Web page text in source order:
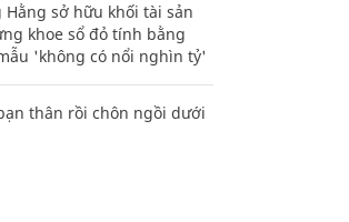
Hằng sở hữu khối tài sản
khoe sổ đỏ tính bằng
'không có nổi nghìn tỷ'
thân rồi chôn ngồi dưới